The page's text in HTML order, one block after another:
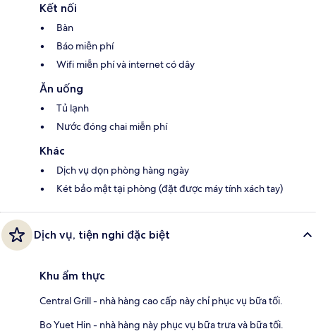
Kết nối
Bàn
Báo miễn phí
Wifi miễn phí và internet có dây
Ăn uống
Tủ lạnh
Nước đóng chai miễn phí
Khác
Dịch vụ dọn phòng hàng ngày
Két bảo mật tại phòng (đặt được máy tính xách tay)
Dịch vụ, tiện nghi đặc biệt
Khu ẩm thực
Central Grill - nhà hàng cao cấp này chỉ phục vụ bữa tối.
Bo Yuet Hin - nhà hàng này phục vụ bữa trưa và bữa tối.